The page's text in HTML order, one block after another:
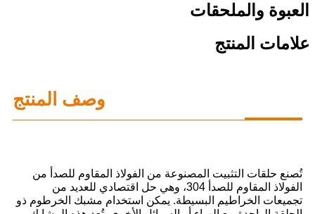
العبوة والملحقات
علامات المنتج
وصف المنتج
تُصنع حلقات التثبيت المصنوعة من الفولاذ المقاوم للصدأ من
الفولاذ المقاوم للصدأ 304، وهي حل اقتصادي للعديد من
تجميعات الخراطيم البسيطة. يمكن استخدام مشبك الخرطوم ذو